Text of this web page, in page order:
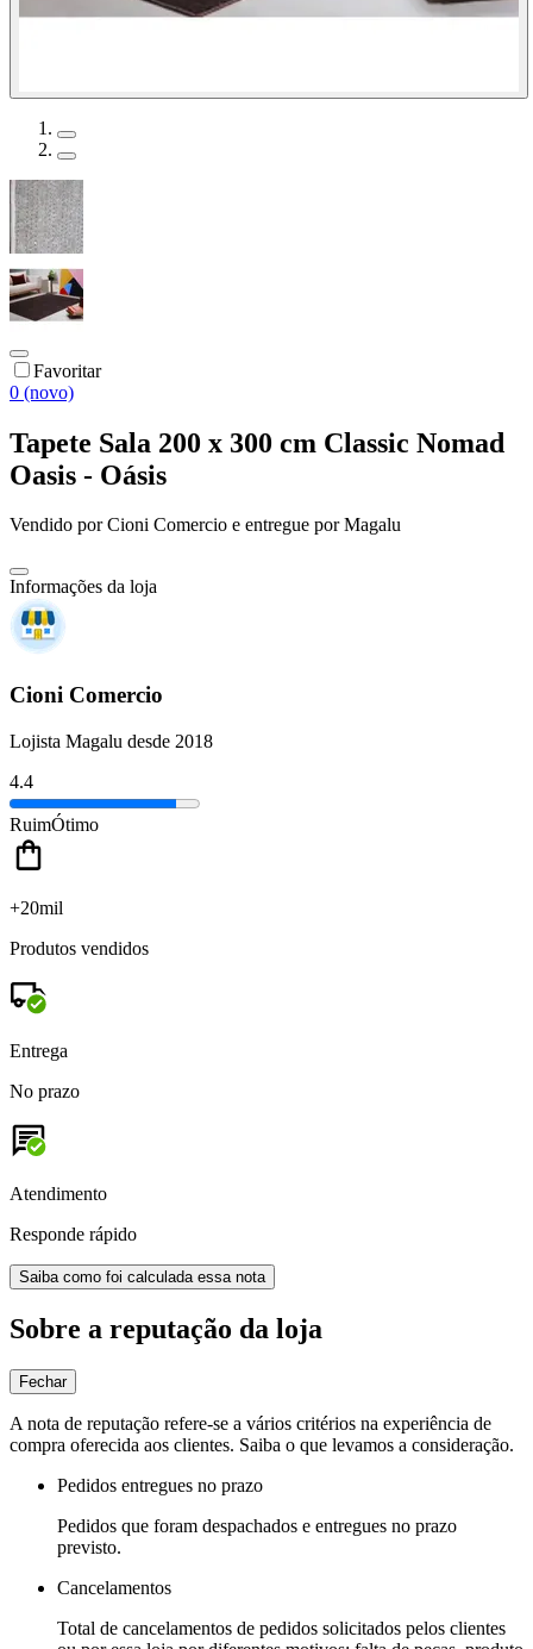
Favoritar
0 (novo)
Tapete Sala 200 x 300 cm Classic Nomad
Oasis - Oásis
Vendido porCioni Comercio e entregue por Magalu
Informações da loja
Cioni Comercio
Lojista Magalu desde 2018
4.4
RuimÓtimo
+20mil
Produtos vendidos
Entrega
No prazo
Atendimento
Responde rápido
Saiba como foi calculada essa nota
Sobre a reputação da loja
Fechar
A nota de reputação refere-se a vários critérios na experiência de
compra oferecida aos clientes. Saiba o que levamos a consideração.
Pedidos entregues no prazo
Pedidos que foram despachados e entregues no prazo
previsto.
Cancelamentos
Total de cancelamentos de pedidos solicitados pelos clientes